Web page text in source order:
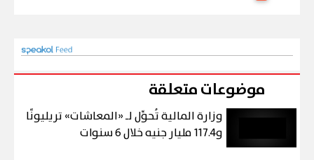
موضوعات متعلقة
وزارة المالية تُحوِّل لـ «المعاشات» تريليونًا
و117.4 مليار جنيه خلال 6 سنوات